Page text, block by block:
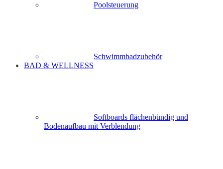
Poolsteuerung
Schwimmbadzubehör
BAD & WELLNESS
Softboards flächenbündig und
Bodenaufbau mit Verblendung